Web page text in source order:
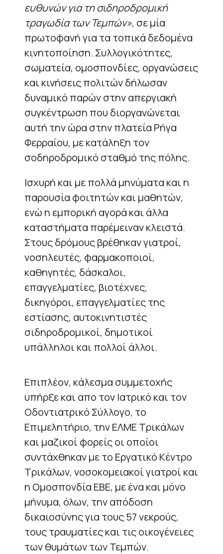
ευθυνών για τη σιδηροδρομική
τραγωδία των Τεμπών», σε μία
πρωτοφανή για τα τοπικά δεδομένα
κινητοποίηση. Συλλογικότητες,
σωματεία, ομοσπονδίες, οργανώσεις
και κινήσεις πολιτών δήλωσαν
δυναμικό παρών στην απεργιακή
συγκέντρωση που διοργανώνεται
αυτή την ώρα στην πλατεία Ρήγα
Φερραίου, με κατάληξη τον
σοδηροδρομικό σταθμό της πόλης.
Ισχυρή και με πολλά μηνύματα και η
παρουσία φοιτητών και μαθητών,
ενώ η εμπορική αγορά και άλλα
καταστήματα παρέμειναν κλειστά.
Στους δρόμους βρέθηκαν γιατροί,
νοσηλευτές, φαρμακοποιοί,
καθηγητές, δάσκαλοι,
επαγγελματίες, βιοτέχνες,
δικηγόροι, επαγγελματίες της
εστίασης, αυτοκινητιστές
σιδηροδρομικοί, δημοτικοί
υπάλληλοι και πολλοί άλλοι.
Επιπλέον, κάλεσμα συμμετοχής
υπήρξε και απο τον Ιατρικό και τον
Οδοντιατρικό Σύλλογο, το
Eπιμελητήριο, την ΕΛΜΕ Τρικάλων
και μαζικοί φορείς οι οποίοι
συντάχθηκαν με το Εργατικό Κέντρο
Τρικάλων, νοσοκομειακοί γιατροί και
η Ομοσπονδία ΕΒΕ, με ένα και μόνο
μήνυμα, όλων, την απόδοση
δικαιοσύνης για τους 57 νεκρούς,
τους τραυματίες και τις οικογένειες
των θυμάτων των Τεμπών.